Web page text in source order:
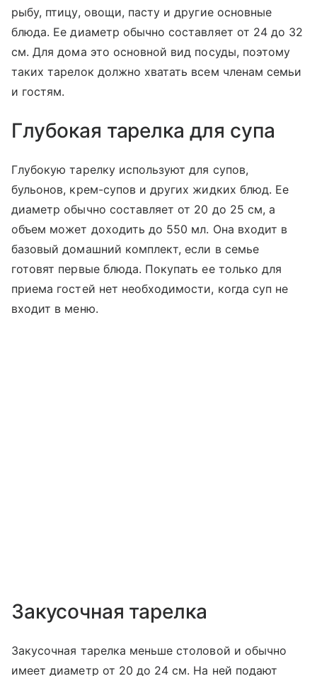
рыбу, птицу, овощи, пасту и другие основные
блюда. Ее диаметр обычно составляет от 24 до 32
см. Для дома это основной вид посуды, поэтому
таких тарелок должно хватать всем членам семьи
и гостям.
Глубокая тарелка для супа
Глубокую тарелку используют для супов,
бульонов, крем-супов и других жидких блюд. Ее
диаметр обычно составляет от 20 до 25 см, а
объем может доходить до 550 мл. Она входит в
базовый домашний комплект, если в семье
готовят первые блюда. Покупать ее только для
приема гостей нет необходимости, когда суп не
входит в меню.
Закусочная тарелка
Закусочная тарелка меньше столовой и обычно
имеет диаметр от 20 до 24 см. На ней подают